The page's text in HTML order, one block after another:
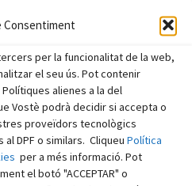
Consentiment
per la funcionalitat de la web,
el seu ús. Pot contenir
alienes a la del
Vostè podrà decidir si accepta o
proveïdors tecnològics
DPF o similars. Cliqueu Política
per a més informació. Pot
el botó "ACCEPTAR" o